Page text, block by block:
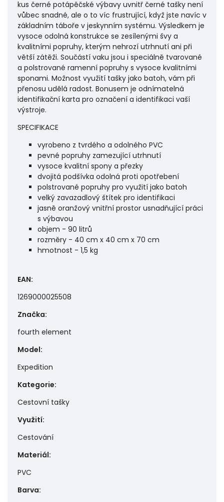
kus černé potápěčské výbavy uvnitř černé tašky není
vůbec snadné, ale o to víc frustrující, když jste navíc v
základním táboře v jeskynním systému. Výsledkem je
vysoce odolná konstrukce se zesílenými švy a
kvalitními popruhy, kterým nehrozí utrhnutí ani při
větší zátěži. Součástí vaku jsou i speciálně tvarované
a polstrované ramenní popruhy s vysoce kvalitními
sponami. Možnost využití tašky jako batoh, vám při
přenosu udělá radost. Bonusem je odnímatelná
identifikační karta pro označení a identifikaci vaší
výstroje.
SPECIFIKACE
vyrobeno z tvrdého a odolného PVC
pevné popruhy zamezující utrhnutí
vysoce kvalitní spony a přezky
dvojitá podšívka odolná proti opotřebení
polstrované popruhy pro využití jako batoh
velký zavazadlový štítek pro identifikaci
jasně oranžový vnitřní prostor usnadňující práci
s výbavou
objem - 90 litrů
rozměry - 40 cm x 40 cm x 70 cm
hmotnost - 1,5 kg
EAN:
1269000025508
Značka:
fourth element
Model:
Expedition
Kategorie:
Cestovní tašky
Využití:
Cestování
Materiál:
PVC
Barva: